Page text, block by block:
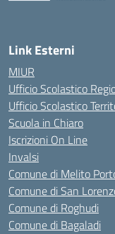
Link Esterni
MIUR
Ufficio Scolastico
Ufficio Scolastico
Scuola in Chiaro
Iscrizioni On Line
Invalsi
Comune di Melito
Comune di San
Comune di Roghudi
Comune di Bagaladi